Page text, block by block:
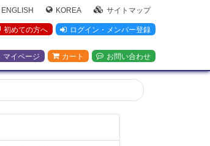
ENGLISH KOREA サイトマップ
初めての方へ ログイン・メンバー登録
マイページ カート お問い合わせ